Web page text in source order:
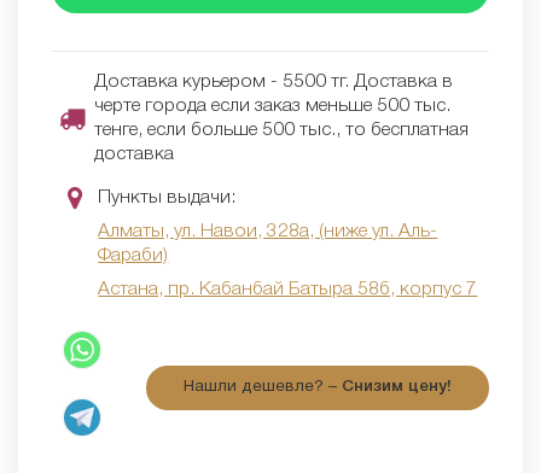
Доставка курьером - 5500 тг. Доставка в
черте города если заказ меньше 500 тыс.
тенге, если больше 500 тыс., то бесплатная
доставка
Пункты выдачи:
Алматы, ул. Навои, 328а, (ниже ул. Аль-
Фараби)
Астана, пр. Кабанбай Батыра 58б, корпус 7
Нашли дешевле? – Снизим цену!